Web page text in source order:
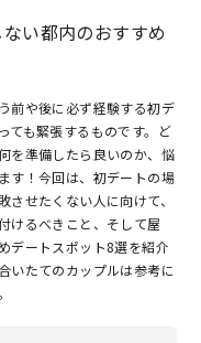
い都内のおすすめ
前や後に必ず経験する初デ
ても緊張するものです。ど
を準備したら良いのか、悩
す！今回は、初デートの場
させたくない人に向けて、
けるべきこと、そして屋
デートスポット8選を紹介
いたてのカップルは参考に